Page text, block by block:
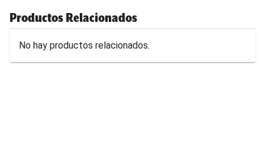
Productos Relacionados
No hay productos relacionados.